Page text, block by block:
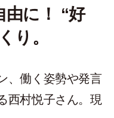
由に！ “好
り。
、働く姿勢や発言
西村悦子さん。現